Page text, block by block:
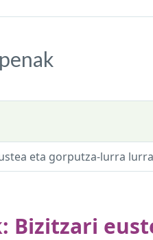
eta gorputza-lurra
Bizitzari